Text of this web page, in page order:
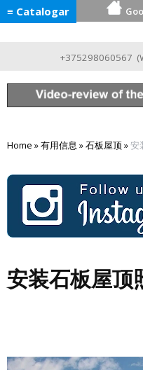
≡ Catalogar
+375298060567 (
Home »有用信息 »石板屋顶»安
安装石板屋顶